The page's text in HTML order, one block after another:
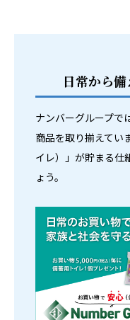
日常から備
ナンバーグループで
商品を取り揃えてい
イレ）」が貯まる仕
ょう。